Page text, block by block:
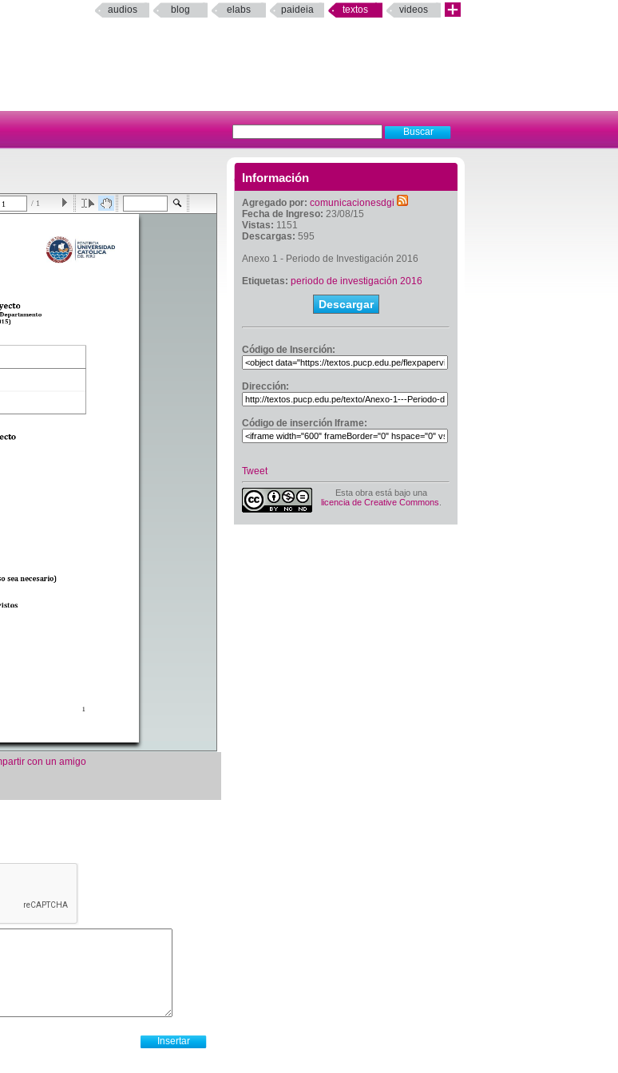
audios blog elabs paideia textos videos
Información
Agregado por: comunicacionesdgi
Fecha de Ingreso: 23/08/15
Vistas: 1151
Descargas: 595
Anexo 1 - Periodo de Investigación 2016
Etiquetas: periodo de investigación 2016
Descargar
Código de Inserción:
Dirección:
Código de inserción Iframe:
Tweet
Esta obra está bajo una
licencia de Creative Commons
/ 1
con un amigo